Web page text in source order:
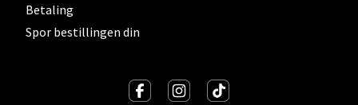
Betaling
Spor bestillingen din
Kristiansand - Thon